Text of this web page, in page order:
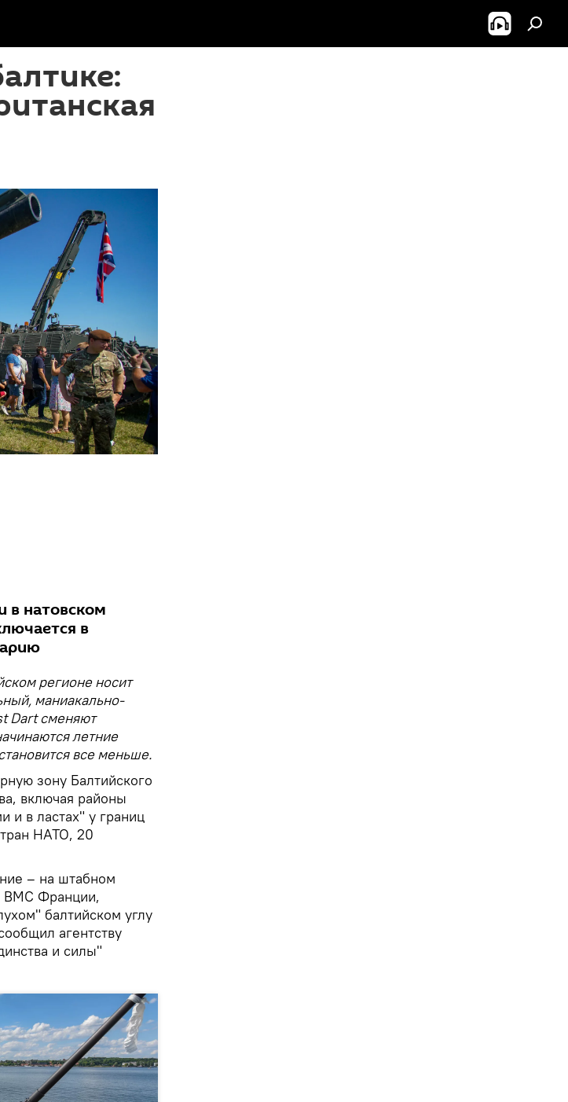
в натовском
в
регионе носит
маниакально-
Dart сменяют
летние
все меньше.
зону Балтийского
включая районы
и в ластах" у границ
НАТО, 20
– на штабном
ВМС Франции,
балтийском углу
агентству
и силы"